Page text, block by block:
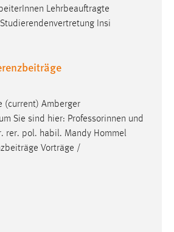
Lehrbeauftragte
Insi
(current) Amberger
Sie sind hier: Professorinnen und
rer. pol. habil. Mandy Hommel
Vorträge /